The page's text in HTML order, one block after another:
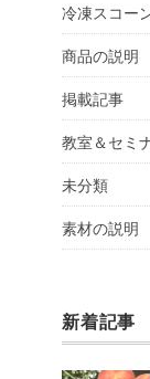
冷凍スコー
商品の説明
掲載記事
教室＆セミ
未分類
素材の説明
新着記事